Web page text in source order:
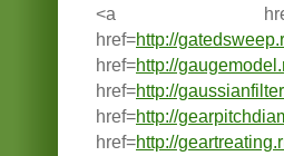
<a
href=http://
href=http://
href=http://
href=http://
href=http://